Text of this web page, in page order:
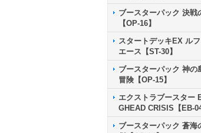
ブースターパック 決戦
【OP-16】
スタートデッキEX ル
エース【ST-30】
ブースターパック 神の
冒険【OP-15】
エクストラブースター
GHEAD CRISIS【EB-04
ブースターパック 蒼海